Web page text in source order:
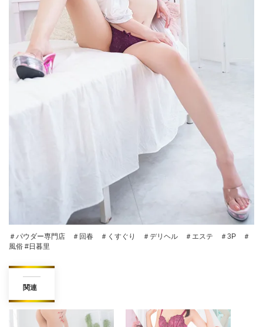
＃パウダー専門店 ＃回春 ＃くすぐり ＃デリヘル ＃エステ ＃3P ＃
風俗 #日暮里
関連